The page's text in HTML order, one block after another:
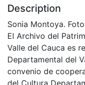
Description
Sonia Montoya.
El Archivo del
Valle del Cauca es
Departamental del
convenio de
del Cultura